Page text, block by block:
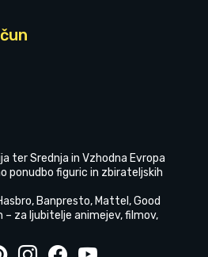
ter Srednja in Vzhodna Evropa
ponudbo figuric in zbirateljskih
Banpresto, Mattel, Good
– za ljubitelje animejev, filmov,